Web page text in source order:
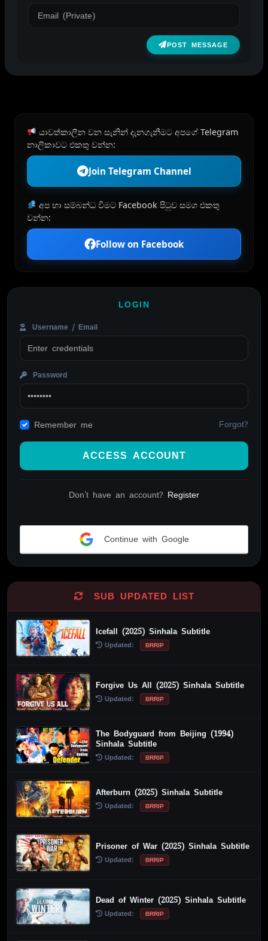
POST MESSAGE
යාවත්කාලීන වන සැනින් දැනගැනීමට අපගේ Telegram
නාලිකාවට එකතු වන්න:
Join Telegram Channel
අප හා සම්බන්ධ වීමට Facebook පිටුව සමග එකතු
වන්න:
Follow on Facebook
LOGIN
Username / Email
Password
Remember me Forgot?
ACCESS ACCOUNT
Don't have an account? Register
Continue with Google
SUB UPDATED LIST
Icefall (2025) Sinhala Subtitle
Updated: BRRIP
Forgive Us All (2025) Sinhala Subtitle
Updated: BRRIP
The Bodyguard from Beijing (1994)
Sinhala Subtitle
Updated: BRRIP
Afterburn (2025) Sinhala Subtitle
Updated: BRRIP
Prisoner of War (2025) Sinhala Subtitle
Updated: BRRIP
Dead of Winter (2025) Sinhala Subtitle
Updated: BRRIP